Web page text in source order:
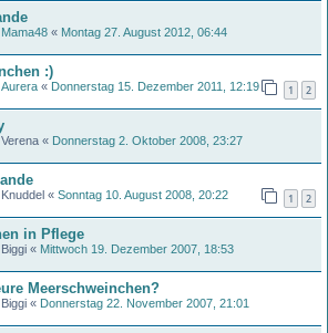
Mama48 « Montag 27. August 2012, 06:44
:)
Aurera « Donnerstag 15. Dezember 2011, 12:19
1 2
Verena « Donnerstag 2. Oktober 2008, 23:27
Knuddel « Sonntag 10. August 2008, 20:22
1 2
in Pflege
Biggi « Mittwoch 19. Dezember 2007, 18:53
Meerschweinchen?
Biggi « Donnerstag 22. November 2007, 21:01